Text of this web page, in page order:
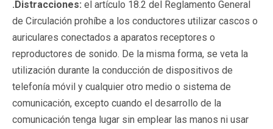
.Distracciones: el artículo 18.2 del Reglamento General
de Circulación prohíbe a los conductores utilizar cascos o
auriculares conectados a aparatos receptores o
reproductores de sonido. De la misma forma, se veta la
utilización durante la conducción de dispositivos de
telefonía móvil y cualquier otro medio o sistema de
comunicación, excepto cuando el desarrollo de la
comunicación tenga lugar sin emplear las manos ni usar